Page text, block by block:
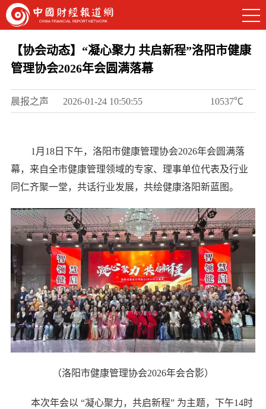
【协会动态】“凝心聚力 共启新程”洛阳市健康
管理协会2026年会圆满落幕
晨报之声 2026-01-24 10:50:55 10537℃
1月18日下午，洛阳市健康管理协会2026年会圆满落
幕，来自全市健康管理领域的专家、理事单位代表及行业
同仁齐聚一堂，共话行业发展，共绘健康洛阳新蓝图。
（洛阳市健康管理协会2026年会合影）
本次年会以 “凝心聚力，共启新程” 为主题，下午14时